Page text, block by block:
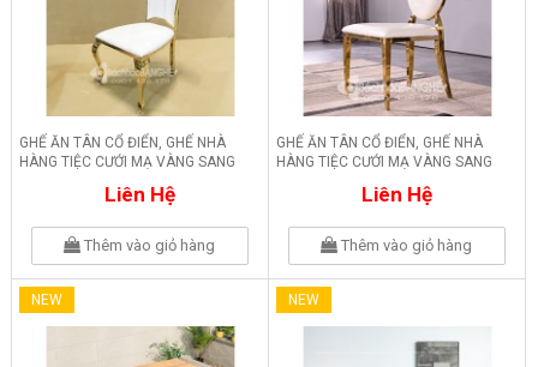
GHẾ ĂN TÂN CỔ ĐIỂN, GHẾ NHÀ
HÀNG TIỆC CƯỚI MẠ VÀNG SANG
Liên Hệ
Thêm vào giỏ hàng
GHẾ ĂN TÂN CỔ ĐIỂN, GHẾ NHÀ
HÀNG TIỆC CƯỚI MẠ VÀNG SANG
Liên Hệ
Thêm vào giỏ hàng
NEW NEW